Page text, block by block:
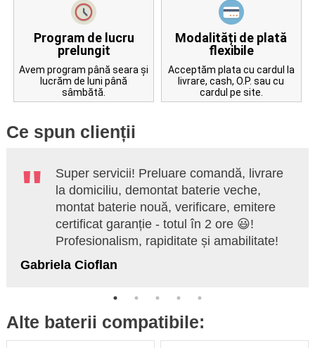
Program de lucru
prelungit
Avem program până seara și
lucrăm de luni până
sâmbătă.
Modalități de plată
flexibile
Acceptăm plata cu cardul la
livrare, cash, O.P. sau cu
cardul pe site.
Ce spun clienții
Super servicii! Preluare comandă, livrare
la domiciliu, demontat baterie veche,
montat baterie nouă, verificare, emitere
certificat garanție - totul în 2 ore 😃!
Profesionalism, rapiditate și amabilitate!
Gabriela Cioflan
Alte baterii compatibile: